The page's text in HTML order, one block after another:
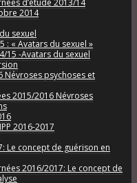
d’étude 2013/14
2014
sexuel
: « Avatars du sexuel »
15 -Avatars du sexuel
Névroses psychoses et
2015/2016 Névroses
2016-2017
Le concept de guérison en
2016/2017: Le concept de